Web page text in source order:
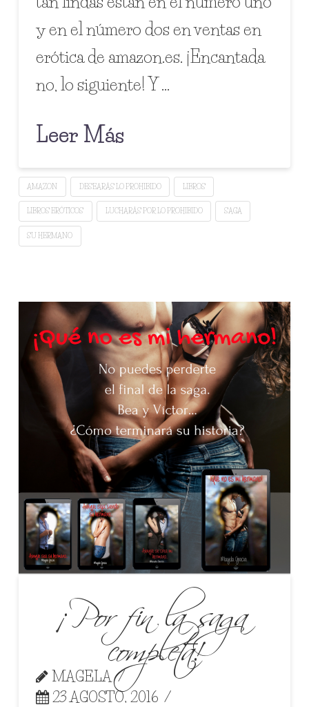
y en el número dos en ventas en
erótica de amazon.es. ¡Encantada
no, lo siguiente! Y …
Leer Más
AMAZON DESEARÁS LO PROHIBIDO LIBROS
LIBROS ERÓTICOS LUCHARÁS POR LO PROHIBIDO SAGA
SU HERMANO
¡Por fin la saga
completa!
MAGELA
23 AGOSTO, 2016